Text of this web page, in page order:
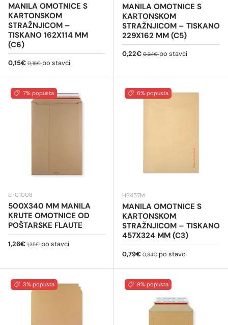
MANILA OMOTNICE S
KARTONSKOM
STRAŽNJICOM –
TISKANO 162X114 MM
(C6)
Cijena na sniženju
0,15€ Redovna cijena
0,16€po stavci
MANILA OMOTNICE S
KARTONSKOM
STRAŽNJICOM – TISKANO
229X162 MM (C5)
Cijena na sniženju
0,22€ Redovna cijena
0,24€po stavci
7% popusta
EP01008
500X340 MM MANILA
KRUTE OMOTNICE OD
POŠTARSKE FLAUTE
Cijena na sniženju
1,26€ Redovna cijena
1,35€po stavci
6% popusta
HB457M
MANILA OMOTNICE S
KARTONSKOM
STRAŽNJICOM – TISKANO
457X324 MM (C3)
Cijena na sniženju
0,79€ Redovna cijena
0,84€po stavci
3% popusta 9% popusta